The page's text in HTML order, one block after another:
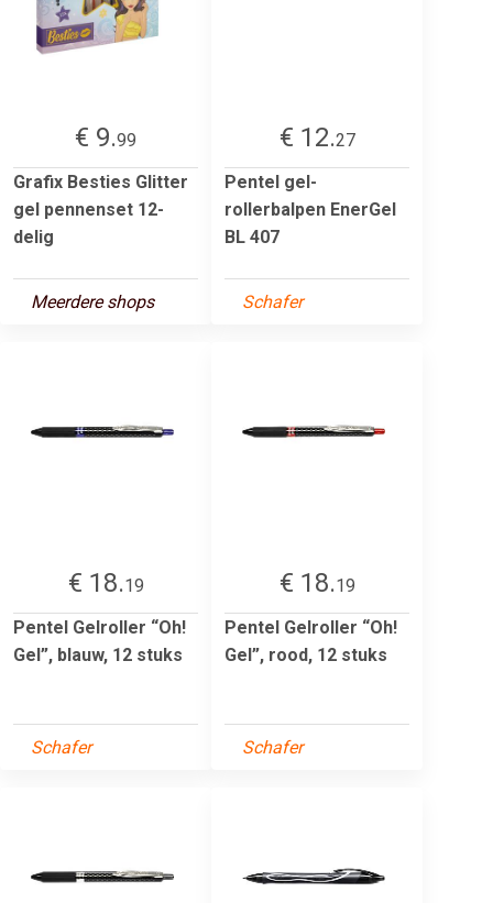
€ 9.99
Grafix Besties Glitter
gel pennenset 12-
delig
Meerdere shops
€ 12.27
Pentel gel-
rollerbalpen EnerGel
BL 407
Schafer
€ 18.19
Pentel Gelroller “Oh!
Gel”, blauw, 12 stuks
Schafer
€ 18.19
Pentel Gelroller “Oh!
Gel”, rood, 12 stuks
Schafer